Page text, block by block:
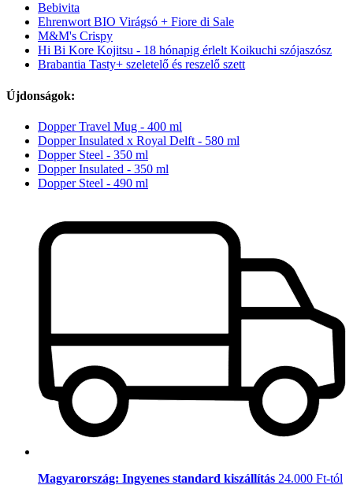
Bebivita
Ehrenwort BIO Virágsó + Fiore di Sale
M&M's Crispy
Hi Bi Kore Kojitsu - 18 hónapig érlelt Koikuchi szójaszósz
Brabantia Tasty+ szeletelő és reszelő szett
Újdonságok:
Dopper Travel Mug - 400 ml
Dopper Insulated x Royal Delft - 580 ml
Dopper Steel - 350 ml
Dopper Insulated - 350 ml
Dopper Steel - 490 ml
Magyarország: Ingyenes standard kiszállítás 24.000 Ft-tól